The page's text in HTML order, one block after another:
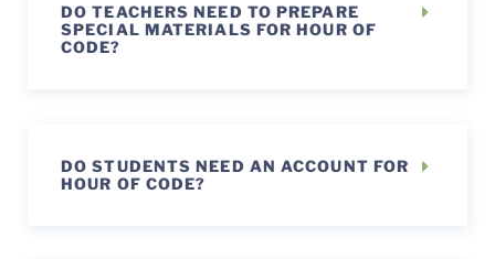
DO TEACHERS NEED TO PREPARE
SPECIAL MATERIALS FOR HOUR OF
CODE?
DO STUDENTS NEED AN ACCOUNT FOR
HOUR OF CODE?